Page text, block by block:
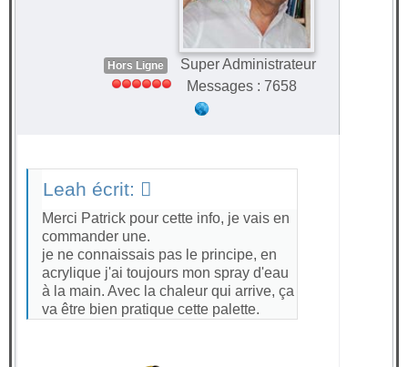
Hors Ligne
Super Administrateur
Messages : 7658
Leah écrit:
Merci Patrick pour cette info, je vais en
commander une.
je ne connaissais pas le principe, en
acrylique j'ai toujours mon spray d'eau
à la main. Avec la chaleur qui arrive, ça
va être bien pratique cette palette.